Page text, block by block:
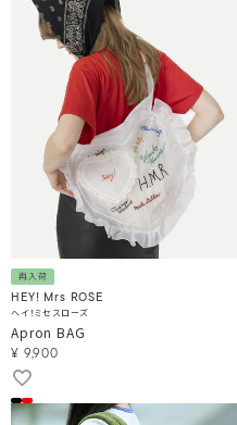
再入荷
HEY! Mrs ROSE
ヘイ！ミセスローズ
Apron BAG
¥ 9,900